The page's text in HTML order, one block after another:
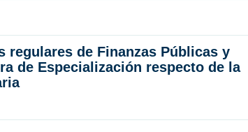
de Finanzas Públicas y
de Especialización respecto de la